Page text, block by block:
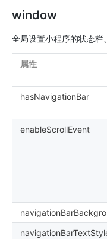
window
全局设置小程序的状态栏
属性
hasNavigationBar
enableScrollEvent